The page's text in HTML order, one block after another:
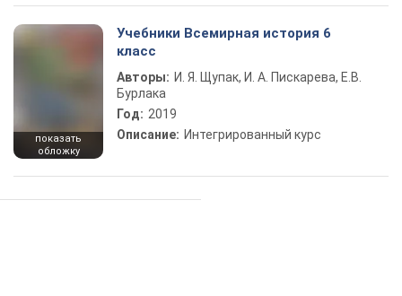
показать
обложку
Учебники Всемирная история 6
класс
Авторы: И. Я. Щупак, И. А. Пискарева, Е.В.
Бурлака
Год: 2019
Описание: Интегрированный курс